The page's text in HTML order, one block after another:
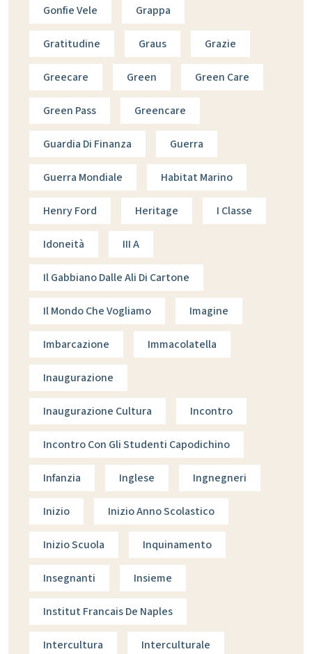
Gonfie Vele Grappa
Gratitudine Graus Grazie
Greecare Green Green Care
Green Pass Greencare
Guardia Di Finanza Guerra
Guerra Mondiale Habitat Marino
Henry Ford Heritage I Classe
Idoneità III A
Il Gabbiano Dalle Ali Di Cartone
Il Mondo Che Vogliamo Imagine
Imbarcazione Immacolatella
Inaugurazione
Inaugurazione Cultura Incontro
Incontro Con Gli Studenti Capodichino
Infanzia Inglese Ingnegneri
Inizio Inizio Anno Scolastico
Inizio Scuola Inquinamento
Insegnanti Insieme
Institut Francais De Naples
Intercultura Interculturale